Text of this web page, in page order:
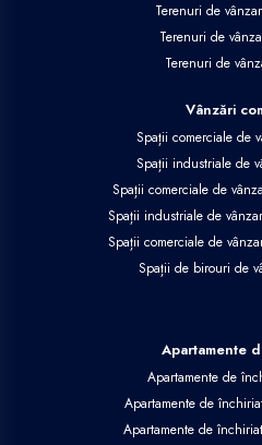
Terenuri de
Terenuri de
Terenuri de
Vânzări
Spații comerciale de
Spații industriale de
Spații comerciale de
Spații industriale de
Spații comerciale de
Spații de birouri de
Apartamente
Apartamente de
Apartamente de
Apartamente de